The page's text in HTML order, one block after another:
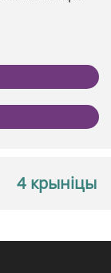
4 крыніцы